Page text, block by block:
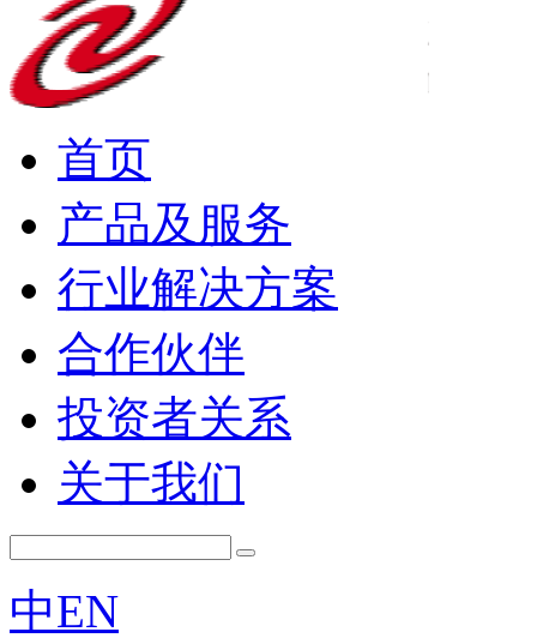
首页
产品及服务
行业解决方案
合作伙伴
投资者关系
关于我们
中EN